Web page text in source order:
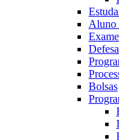
Aluno
Bolsas